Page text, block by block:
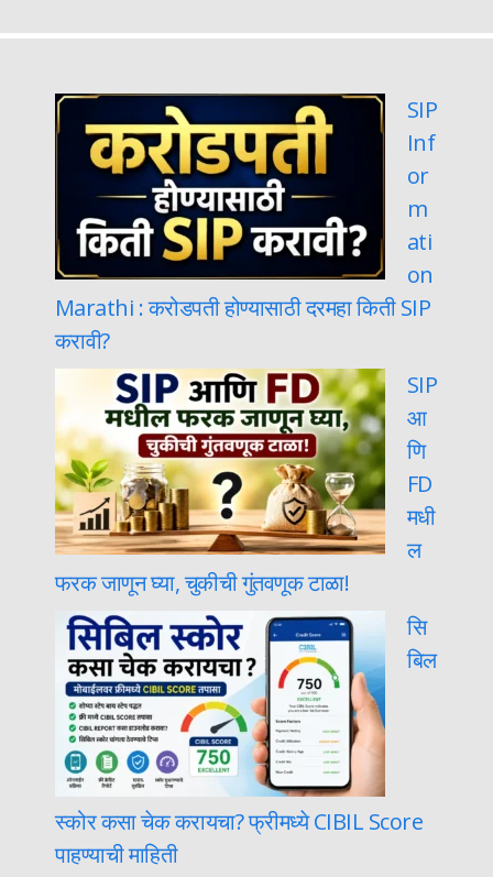
SIP
Inf
or
m
ati
on
Marathi : करोडपती होण्यासाठी दरमहा किती SIP
करावी?
SIP
आ
णि
FD
मधी
ल
फरक जाणून घ्या, चुकीची गुंतवणूक टाळा!
सि
बिल
स्कोर कसा चेक करायचा? फ्रीमध्ये CIBIL Score
पाहण्याची माहिती